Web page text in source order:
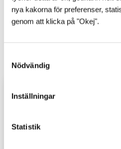
nya kakorna för preferenser,
genom att klicka på "Okej".
Nödvändig
Inställningar
Statistik